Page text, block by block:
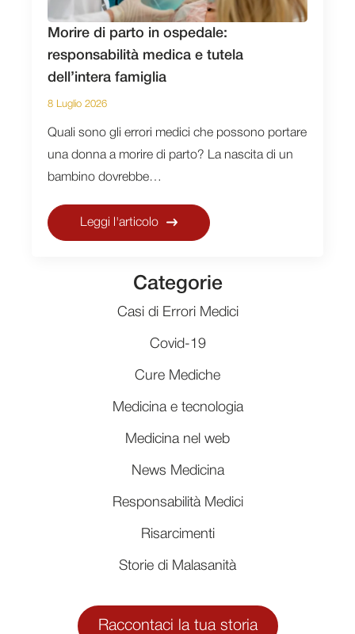
Morire di parto in ospedale:
responsabilità medica e tutela
dell’intera famiglia
8 Luglio 2026
Quali sono gli errori medici che possono portare
una donna a morire di parto? La nascita di un
bambino dovrebbe…
Leggi l'articolo
Categorie
Casi di Errori Medici
Covid-19
Cure Mediche
Medicina e tecnologia
Medicina nel web
News Medicina
Responsabilità Medici
Risarcimenti
Storie di Malasanità
Raccontaci la tua storia